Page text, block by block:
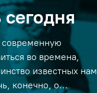
во времена,
известных нам
конечно, о